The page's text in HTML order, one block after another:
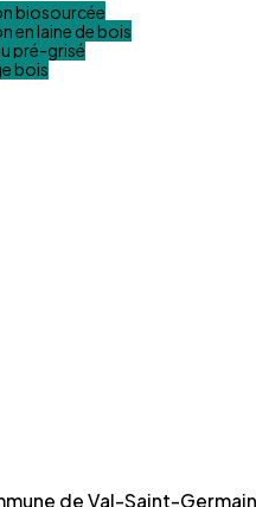
biosourcée
en laine de bois
pré-grisé
bois
de Val-Saint-